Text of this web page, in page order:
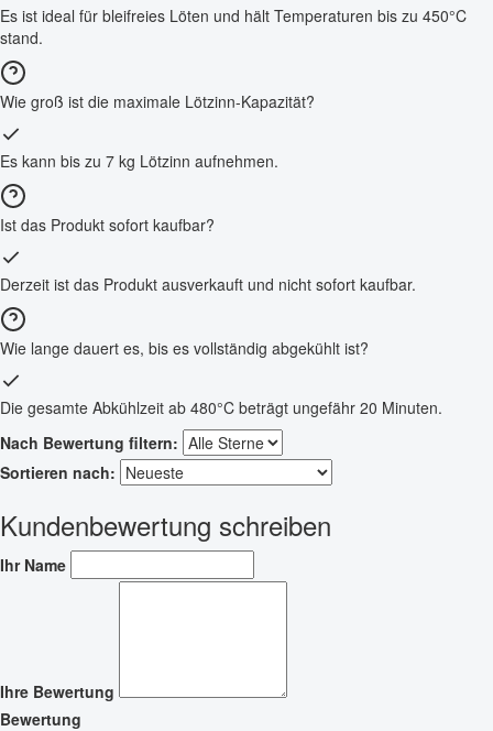
Es ist ideal für bleifreies Löten und hält Temperaturen bis zu 450°C
stand.
Wie groß ist die maximale Lötzinn-Kapazität?
Es kann bis zu 7 kg Lötzinn aufnehmen.
Ist das Produkt sofort kaufbar?
Derzeit ist das Produkt ausverkauft und nicht sofort kaufbar.
Wie lange dauert es, bis es vollständig abgekühlt ist?
Die gesamte Abkühlzeit ab 480°C beträgt ungefähr 20 Minuten.
Nach Bewertung filtern:
Sortieren nach:
Kundenbewertung schreiben
Ihr Name
Ihre Bewertung
Bewertung